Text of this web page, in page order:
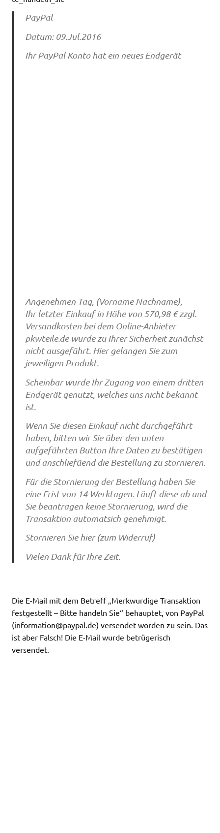
PayPal
Datum: 09.Jul.2016
Ihr PayPal Konto hat ein neues Endgerät
Angenehmen Tag, (Vorname Nachname),
Ihr letzter Einkauf in Höhe von 570,98 € zzgl.
Versandkosten bei dem Online-Anbieter
pkwteile.de wurde zu Ihrer Sicherheit zunächst
nicht ausgeführt. Hier gelangen Sie zum
jeweiligen Produkt.
Scheinbar wurde Ihr Zugang von einem dritten
Endgerät genutzt, welches uns nicht bekannt
ist.
Wenn Sie diesen Einkauf nicht durchgeführt
haben, bitten wir Sie über den unten
aufgeführten Button Ihre Daten zu bestätigen
und anschliefüend die Bestellung zu stornieren.
Für die Stornierung der Bestellung haben Sie
eine Frist von 14 Werktagen. Läuft diese ab und
Sie beantragen keine Stornierung, wird die
Transaktion automatsich genehmigt.
Stornieren Sie hier (zum Widerruf)
Vielen Dank für Ihre Zeit.
Die E-Mail mit dem Betreff „Merkwurdige Transaktion
festgestellt – Bitte handeln Sie“ behauptet, von PayPal
(information@paypal.de) versendet worden zu sein. Das
ist aber Falsch! Die E-Mail wurde betrügerisch
versendet.